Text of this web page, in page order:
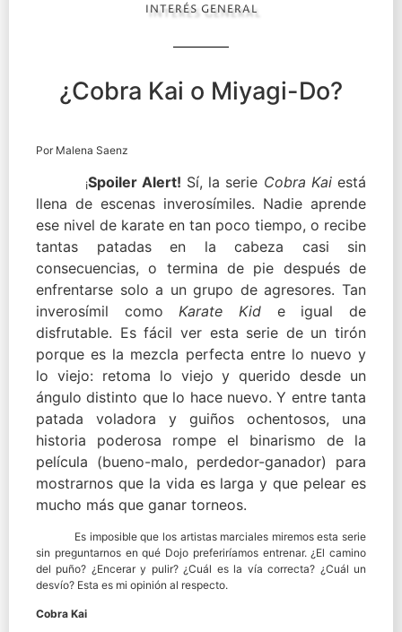
INTERÉS GENERAL
¿Cobra Kai o Miyagi-Do?
Por Malena Saenz
¡Spoiler Alert! Sí, la serie Cobra Kaiestá
llena de escenas inverosímiles. Nadie aprende
ese nivel de karate en tan poco tiempo, o recibe
tantas patadas en la cabeza casi sin
consecuencias, o termina de pie después de
enfrentarse solo a un grupo de agresores. Tan
inverosímil comoKarate Kid e igual de
disfrutable. Es fácil ver esta serie de un tirón
porque es la mezcla perfecta entre lo nuevo y
lo viejo: retoma lo viejo y querido desde un
ángulo distinto que lo hace nuevo. Y entre tanta
patada voladora y guiños ochentosos, una
historia poderosa rompe el binarismo de la
película (bueno-malo, perdedor-ganador) para
mostrarnos que la vida es larga y que pelear es
mucho más que ganar torneos.
Es imposible que los artistas marciales miremos esta serie
sin preguntarnos en qué Dojo preferiríamos entrenar. ¿El camino
del puño? ¿Encerar y pulir? ¿Cuál es la vía correcta? ¿Cuál un
desvío? Esta es mi opinión al respecto.
Cobra Kai